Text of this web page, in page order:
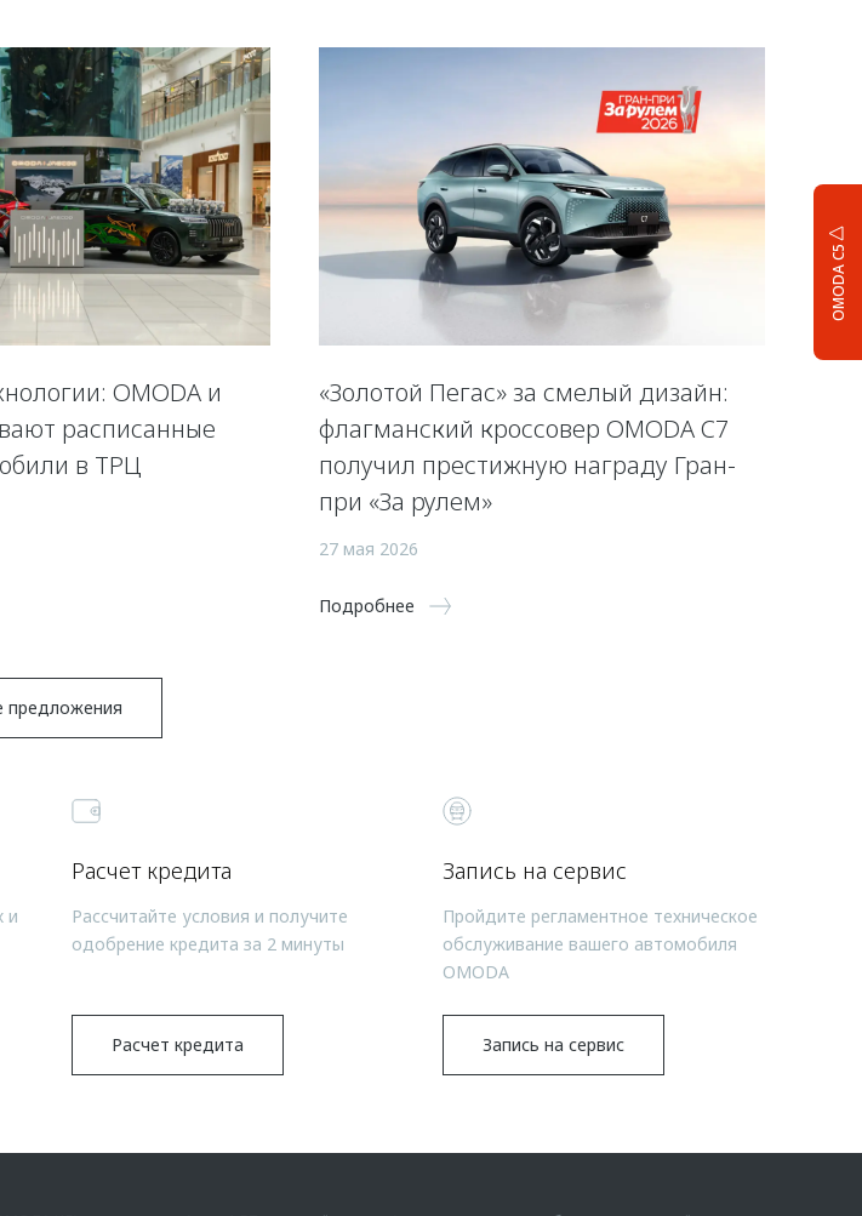
OMODA C5
OMODA и
расписанные
в ТРЦ
«Золотой Пегас» за смелый дизайн:
флагманский кроссовер OMODA C7
получил престижную награду Гран-
при «За рулем»
27 мая 2026
Подробнее
предложения
и
Расчет кредита
Рассчитайте условия и получите
одобрение кредита за 2 минуты
Расчет кредита
Запись на сервис
Пройдите регламентное техническое
обслуживание вашего автомобиля
OMODA
Запись на сервис